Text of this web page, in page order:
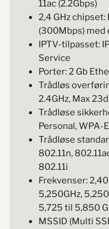
11ac (2.2Gbps)
2,4 GHz chipset:
(300Mbps) med
IPTV-tilpasset:
Service
Porter: 2 Gb
Trådløs
2.4GHz, Max
Trådløse
Personal, WPA-
Trådløse
802.11n,
802.11i
Frekvenser:
5,250GHz,
5,725 til 5,850
MSSID (Multi